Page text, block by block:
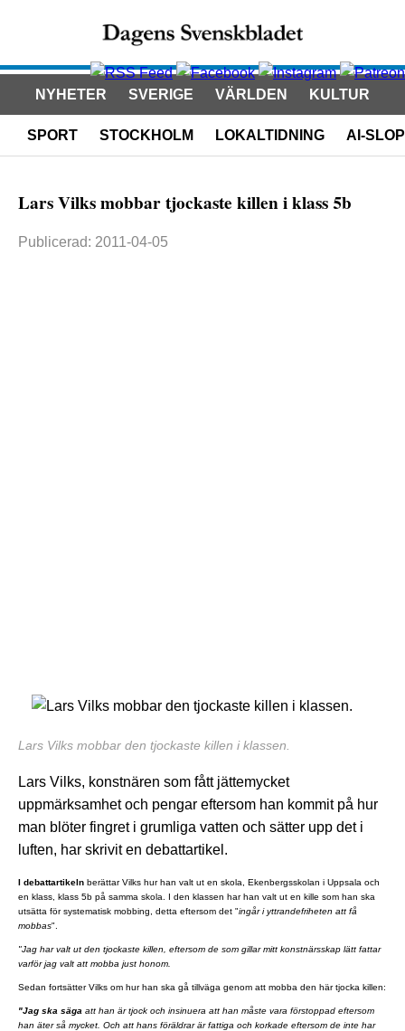
NYHETER SVERIGE VÄRLDEN KULTUR
SPORT STOCKHOLM LOKALTIDNING AI-SLOP
Lars Vilks mobbar tjockaste killen i klass 5b
Publicerad: 2011-04-05
Lars Vilks mobbar den tjockaste killen i klassen.
Lars Vilks, konstnären som fått jättemycket
uppmärksamhet och pengar eftersom han kommit på hur
man blöter fingret i grumliga vatten och sätter upp det i
luften, har skrivit en debattartikel.
I debattartikeln berättar Vilks hur han valt ut en skola, Ekenbergsskolan i Uppsala och
en klass, klass 5b på samma skola. I den klassen har han valt ut en kille som han ska
utsätta för systematisk mobbing, detta eftersom det "ingår i yttrandefriheten att få
mobbas".
"Jag har valt ut den tjockaste killen, eftersom de som gillar mitt konstnärsskap lätt fattar
varför jag valt att mobba just honom.
Sedan fortsätter Vilks om hur han ska gå tillväga genom att mobba den här tjocka killen:
"Jag ska säga att han är tjock och insinuera att han måste vara förstoppad eftersom
han äter så mycket. Och att hans föräldrar är fattiga och korkade eftersom de inte har